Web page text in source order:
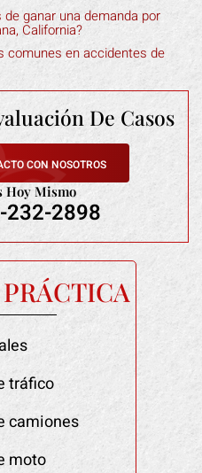
ganar una demanda por
California?
comunes en accidentes de
De Casos
CON NOSOTROS
Hoy Mismo
232-2898
tráfico
camiones
moto